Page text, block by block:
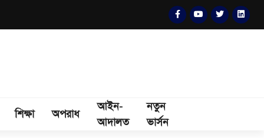
শিক্ষা অপরাধ
আইন-
আদালত
নতুন
ভার্সন